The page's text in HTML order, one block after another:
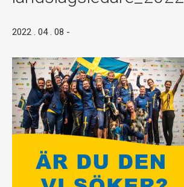
2022 . 04 . 08 -